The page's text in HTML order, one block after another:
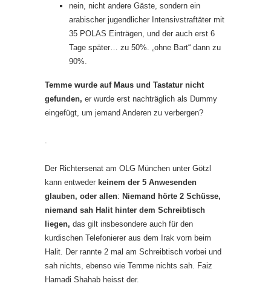
nein, nicht andere Gäste, sondern ein
arabischer jugendlicher Intensivstraftäter mit
35 POLAS Einträgen, und der auch erst 6
Tage später… zu 50%. „ohne Bart“ dann zu
90%.
Temme wurde auf Maus und Tastatur nicht
gefunden, er wurde erst nachträglich als Dummy
eingefügt, um jemand Anderen zu verbergen?
Der Richtersenat am OLG München unter Götzl
kann entweder keinem der 5 Anwesenden
glauben, oder allen: Niemand hörte 2 Schüsse,
niemand sah Halit hinter dem Schreibtisch
liegen, das gilt insbesondere auch für den
kurdischen Telefonierer aus dem Irak vorn beim
Halit. Der rannte 2 mal am Schreibtisch vorbei und
sah nichts, ebenso wie Temme nichts sah. Faiz
Hamadi Shahab heisst der.